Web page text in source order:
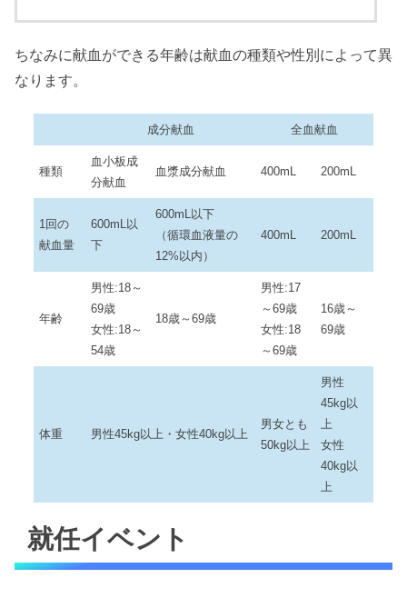
ちなみに献血ができる年齢は献血の種類や性別によって異
なります。
成分献血 全血献血
種類
血小板成
分献血
血漿成分献血 400mL 200mL
1回の
献血量
600mL以
下
600mL以下
（循環血液量の
12%以内）
400mL 200mL
年齢
男性:18～
69歳
女性:18～
54歳
18歳～69歳
男性:17
～69歳
女性:18
～69歳
16歳～
69歳
体重 男性45kg以上・女性40kg以上
男女とも
50kg以上
男性
45kg以
上
女性
40kg以
上
就任イベント